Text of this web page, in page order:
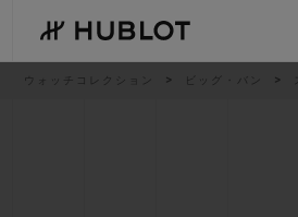
main
content
パ
ウォッチコレクション ビッグ・バン